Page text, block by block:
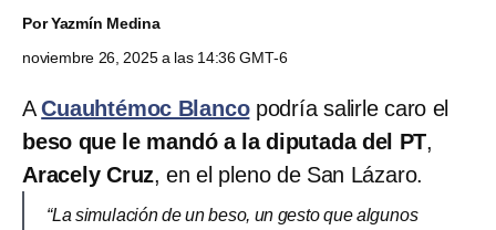
PorYazmín Medina
noviembre 26, 2025 a las 14:36 GMT-6
ACuauhtémoc Blancopodría salirle caro el
beso que le mandó a la diputada del PT,
Aracely Cruz, en el pleno de San Lázaro.
“La simulación de un beso, un gesto que algunos